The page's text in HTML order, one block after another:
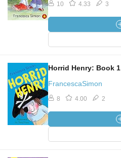
10 4.33 3
Horrid Henry: Book 1
FrancescaSimon
8 4.00 2